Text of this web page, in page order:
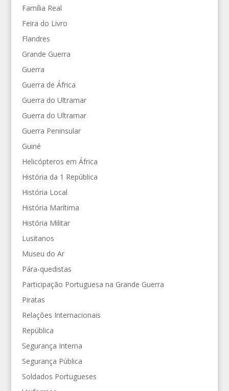
Família Real
Feira do Livro
Flandres
Grande Guerra
Guerra
Guerra de África
Guerra do Ultramar
Guerra do Ultramar
Guerra Peninsular
Guiné
Helicópteros em África
História da 1 República
História Local
História Marítima
História Militar
Lusitanos
Museu do Ar
Pára-quedistas
Participação Portuguesa na Grande Guerra
Piratas
Relações Internacionais
República
Segurança Interna
Segurança Pública
Soldados Portugueses